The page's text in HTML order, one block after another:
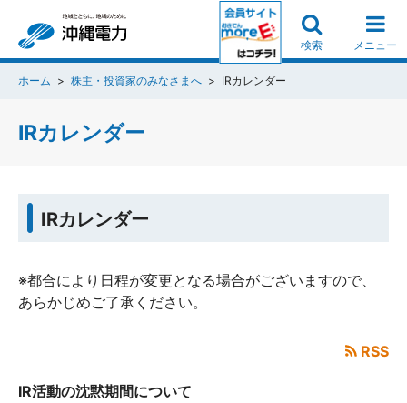
検索 メニュー
ホーム 株主・投資家のみなさまへ IRカレンダー
IRカレンダー
IRカレンダー
※都合により日程が変更となる場合がございますので、
あらかじめご了承ください。
RSS
IR活動の沈黙期間について